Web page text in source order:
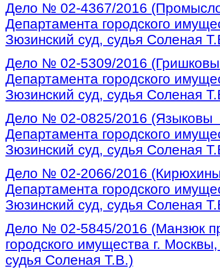
Дело № 02-4367/2016
Департамента городского
Зюзинский суд, судья Соленая
Дело № 02-5309/2016
Департамента городского
Зюзинский суд, судья Соленая
Дело № 02-0825/2016 (Языковы
Департамента городского
Зюзинский суд, судья Соленая
Дело № 02-2066/2016
Департамента городского
Зюзинский суд, судья Соленая
Дело № 02-5845/2016 (Манзюк
городского имущества г.
судья Соленая Т.В.)